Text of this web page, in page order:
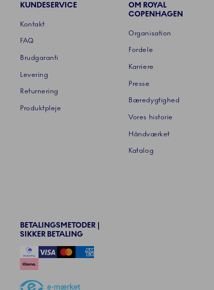
KUNDESERVICE
Kontakt
FAQ
Brudgaranti
Levering
Returnering
Produktpleje
OM ROYAL
COPENHAGEN
Organisation
Fordele
Karriere
Presse
Bæredygtighed
Vores historie
Håndværket
Katalog
BETALINGSMETODER |
SIKKER BETALING